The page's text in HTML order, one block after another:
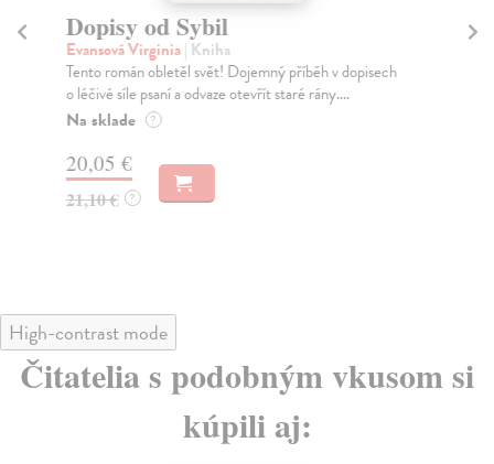
Dopisy od Sybil
Evansová Virginia| Kniha
Tento román obletěl svět! Dojemný příběh v dopisech
o léčivé síle psaní a odvaze otevřít staré rány....
Na sklade ?
20,05 €
21,10 € ?
High-contrast mode
Čitatelia s podobným vkusom si
kúpili aj: